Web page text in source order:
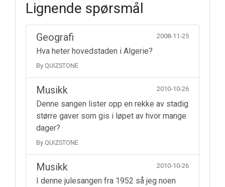
Lignende spørsmål
Geografi 2008-11-25
Hva heter hovedstaden i Algerie?
By QUIZSTONE
Musikk 2010-10-26
Denne sangen lister opp en rekke av stadig
større gaver som gis i løpet av hvor mange
dager?
By QUIZSTONE
Musikk 2010-10-26
I denne julesangen fra 1952 så jeg noen